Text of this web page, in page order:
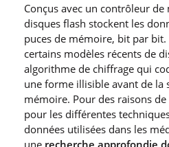
Conçus avec un contrôleur
disques flash stockent les
puces de mémoire, bit par bit.
certains modèles récents de
algorithme de chiffrage qui
une forme illisible avant de la
mémoire. Pour des raisons
pour les différentes
données utilisées dans les
une recherche approfondie